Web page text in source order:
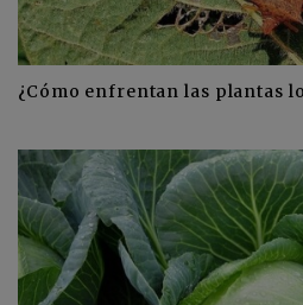
¿Cómo enfrentan las plantas